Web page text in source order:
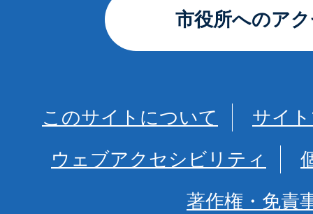
市役所へのア
このサイトについて
サイ
ウェブアクセシビリティ
著作権・免責